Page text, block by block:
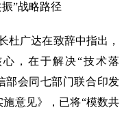
”战略路径
杜广达在致辞中指出，
，在于解决“技术落
部会同七部门联合印发
意见》，已将“模数共